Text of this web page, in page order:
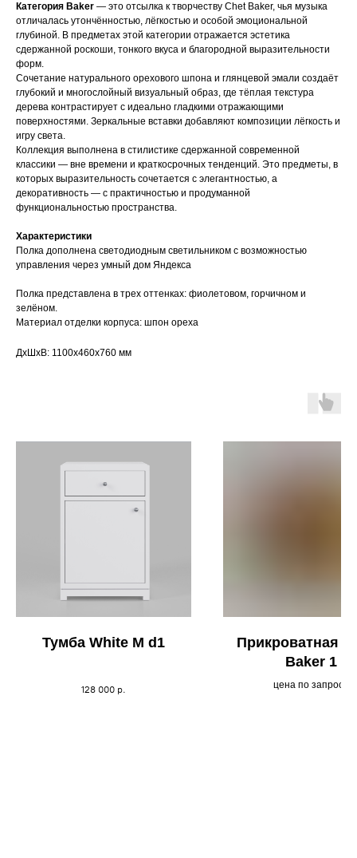
Категория Baker — это отсылка к творчеству Chet Baker, чья музыка
отличалась утончённостью, лёгкостью и особой эмоциональной
глубиной. В предметах этой категории отражается эстетика
сдержанной роскоши, тонкого вкуса и благородной выразительности
форм.
Сочетание натурального орехового шпона и глянцевой эмали создаёт
глубокий и многослойный визуальный образ, где тёплая текстура
дерева контрастирует с идеально гладкими отражающими
поверхностями. Зеркальные вставки добавляют композиции лёгкость и
игру света.
Коллекция выполнена в стилистике сдержанной современной
классики — вне времени и краткосрочных тенденций. Это предметы, в
которых выразительность сочетается с элегантностью, а
декоративность — с практичностью и продуманной
функциональностью пространства.
Характеристики
Полка дополнена светодиодным светильником с возможностью
управления через умный дом Яндекса
Полка представлена в трех оттенках: фиолетовом, горчичном и
зелёном.
Материал отделки корпуса: шпон ореха
ДxШxВ: 1100x460x760 мм
Тумба White M d1
128 000 р.
Прикроватная
Baker 1
цена по запросу